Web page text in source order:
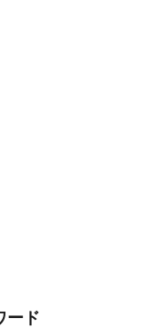
ード